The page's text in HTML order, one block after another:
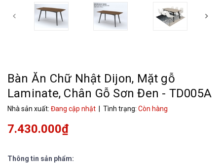
Bàn Ăn Chữ Nhật Dijon, Mặt gỗ
Laminate, Chân Gỗ Sơn Đen - TD005A
Nhà sản xuất: Đang cập nhật | Tình trạng: Còn hàng
7.430.000₫
Thông tin sản phẩm: